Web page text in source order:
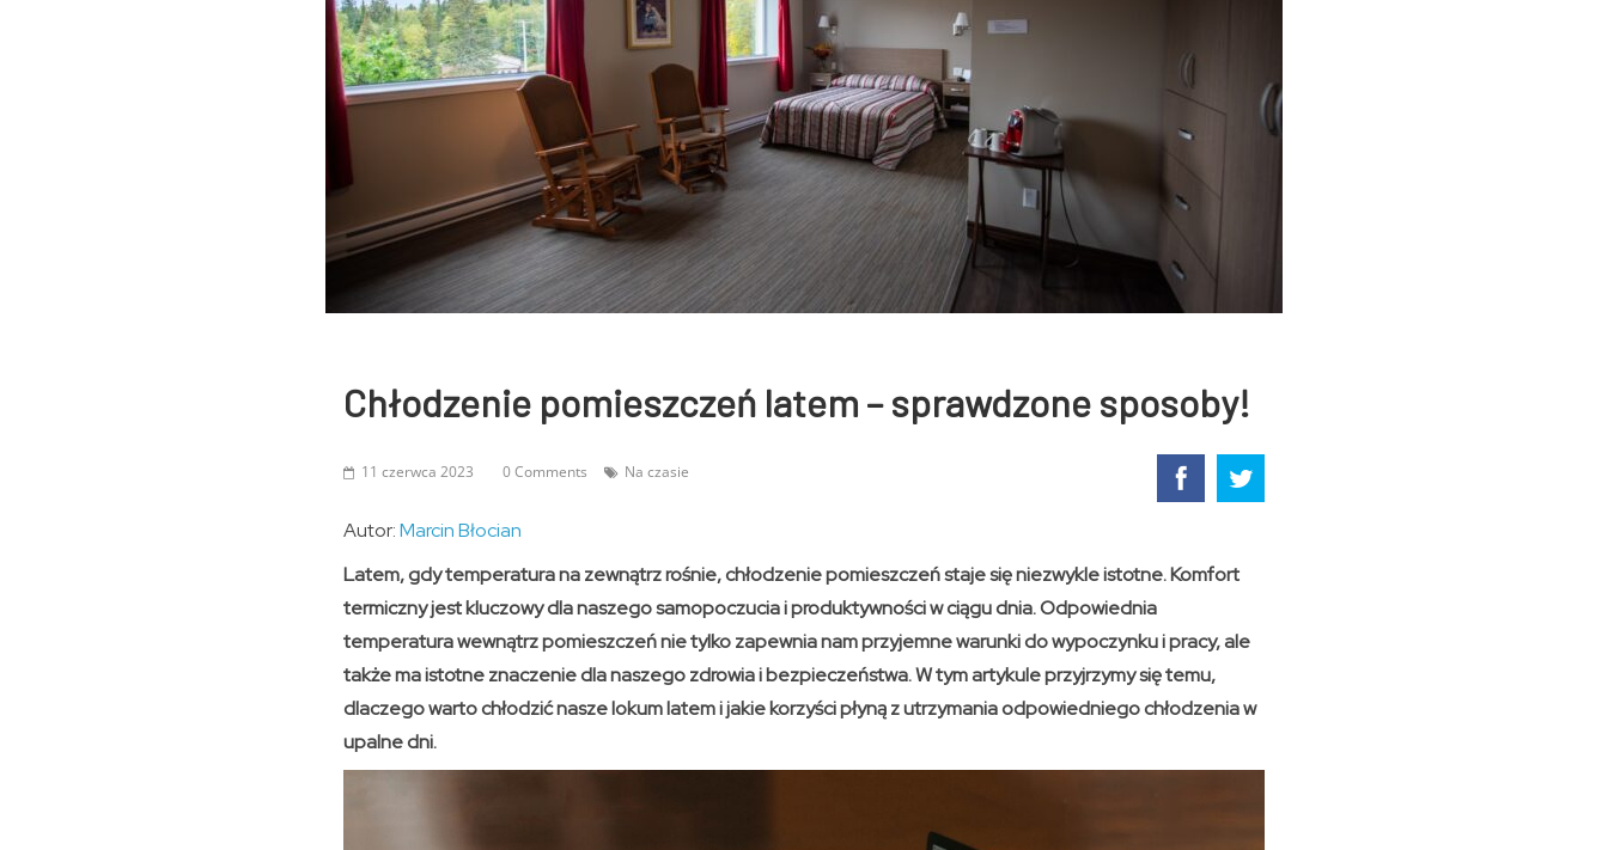
Chłodzenie pomieszczeń latem – sprawdzone sposoby!
11 czerwca 2023 0 Comments Na czasie
Autor:Marcin Błocian
Latem, gdy temperatura na zewnątrz rośnie, chłodzenie pomieszczeń staje się niezwykle istotne. Komfort
termiczny jest kluczowy dla naszego samopoczucia i produktywności w ciągu dnia. Odpowiednia
temperatura wewnątrz pomieszczeń nie tylko zapewnia nam przyjemne warunki do wypoczynku i pracy, ale
także ma istotne znaczenie dla naszego zdrowia i bezpieczeństwa. W tym artykule przyjrzymy się temu,
dlaczego warto chłodzić nasze lokum latem i jakie korzyści płyną z utrzymania odpowiedniego chłodzenia w
upalne dni.